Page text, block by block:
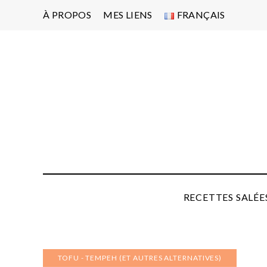
À PROPOS MES LIENS FRANÇAIS
RECETTES
TOFU - TEMPEH (ET AUTRES ALTERNATIVES)